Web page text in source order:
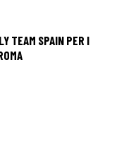
TEAM SPAIN PER I